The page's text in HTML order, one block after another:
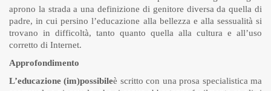
aprono la strada a una definizione di genitore diversa da quella di
padre, in cui persino l’educazione alla bellezza e alla sessualità si
trovano in difficoltà, tanto quanto quella alla cultura e all’uso
corretto di Internet.
Approfondimento
L’educazione (im)possibileè scritto con una prosa specialistica ma